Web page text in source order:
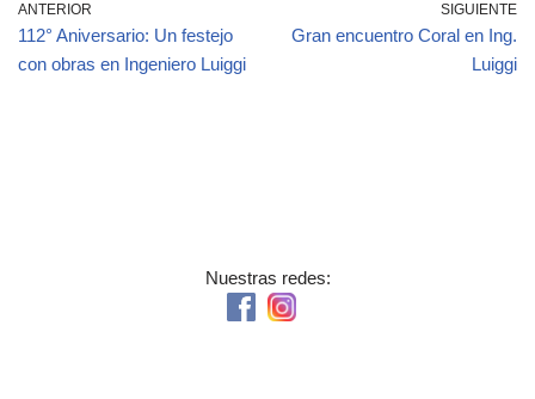
o
o
m n
ANTERIOR
112° Aniversario: Un festejo
con obras en Ingeniero Luiggi
SIGUIENTE
Gran encuentro Coral en Ing.
Luiggi
Nuestras redes: